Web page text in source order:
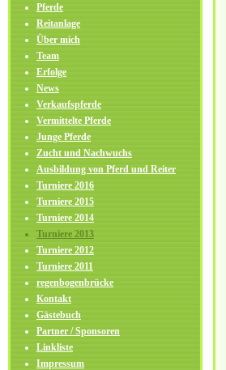
Pferde
Reitanlage
Über mich
Team
Erfolge
News
Verkaufspferde
Vermittelte Pferde
Junge Pferde
Zucht und Nachwuchs
Ausbildung von Pferd und Reiter
Turniere 2016
Turniere 2015
Turniere 2014
Turniere 2013
Turniere 2012
Turniere 2011
regenbogenbrücke
Kontakt
Gästebuch
Partner / Sponsoren
Linkliste
Impressum